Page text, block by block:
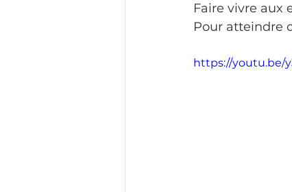
Faire vivre aux
Pour atteindre
https://youtu.be/